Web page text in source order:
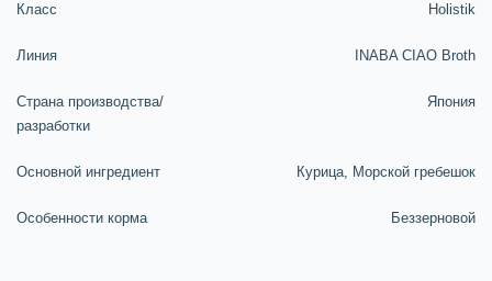
Класс Holistik
Линия INABA CIAO Broth
Страна производства/
разработки
Япония
Основной ингредиент Курица, Морской гребешок
Особенности корма Беззерновой